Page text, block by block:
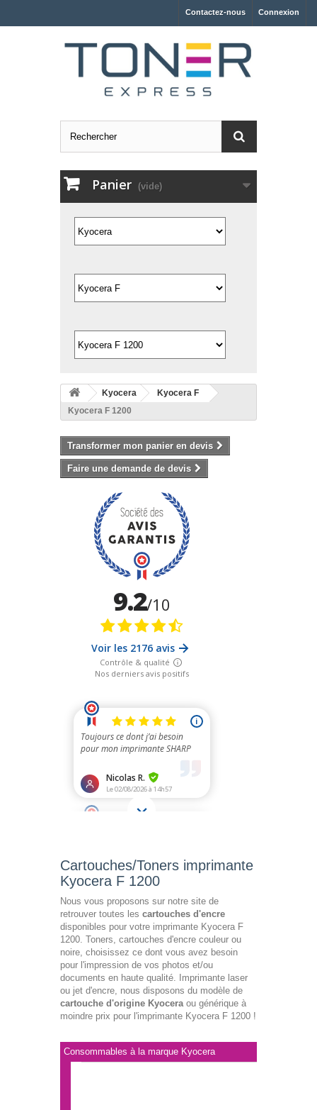
Connexion
Contactez-nous
Panier (vide)
Kyocera
Kyocera F
Kyocera F 1200
Transformer mon panier en devis
Faire une demande de devis
Cartouches/Toners imprimante
Kyocera F 1200
Nous vous proposons sur notre site de
retrouver toutes les cartouches d'encre
disponibles pour votre imprimante Kyocera F
1200. Toners, cartouches d'encre couleur ou
noire, choisissez ce dont vous avez besoin
pour l'impression de vos photos et/ou
documents en haute qualité. Imprimante laser
ou jet d'encre, nous disposons du modèle de
cartouche d'origine Kyoceraou générique à
moindre prix pour l'imprimante Kyocera F 1200 !
Consommables à la marque Kyocera